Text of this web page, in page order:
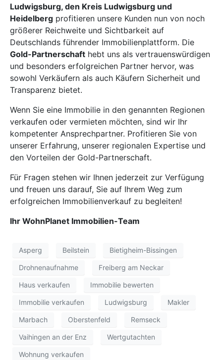
Ludwigsburg, den Kreis Ludwigsburg und
Heidelberg profitieren unsere Kunden nun von noch
größerer Reichweite und Sichtbarkeit auf
Deutschlands führender Immobilienplattform. Die
Gold-Partnerschaft hebt uns als vertrauenswürdigen
und besonders erfolgreichen Partner hervor, was
sowohl Verkäufern als auch Käufern Sicherheit und
Transparenz bietet.
Wenn Sie eine Immobilie in den genannten Regionen
verkaufen oder vermieten möchten, sind wir Ihr
kompetenter Ansprechpartner. Profitieren Sie von
unserer Erfahrung, unserer regionalen Expertise und
den Vorteilen der Gold-Partnerschaft.
Für Fragen stehen wir Ihnen jederzeit zur Verfügung
und freuen uns darauf, Sie auf Ihrem Weg zum
erfolgreichen Immobilienverkauf zu begleiten!
Ihr WohnPlanet Immobilien-Team
Asperg Beilstein Bietigheim-Bissingen
Drohnenaufnahme Freiberg am Neckar
Haus verkaufen Immobilie bewerten
Immobilie verkaufen Ludwigsburg Makler
Marbach Oberstenfeld Remseck
Vaihingen an der Enz Wertgutachten
Wohnung verkaufen